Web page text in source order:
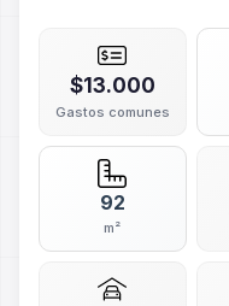
$13.000
Gastos comunes
92
m²